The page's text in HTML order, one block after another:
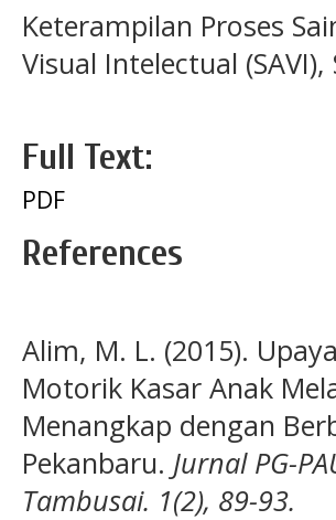
Keterampilan Proses
Visual Intelectual
Full Text:
PDF
References
Alim, M. L. (2015).
Motorik Kasar Anak
Menangkap dengan
Pekanbaru. Jurnal PG-
Tambusai. 1(2), 89-93.